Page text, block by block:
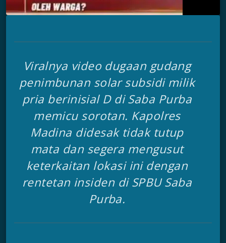
Viralnya video dugaan gudang
penimbunan solar subsidi milik
pria berinisial D di Saba Purba
memicu sorotan. Kapolres
Madina didesak tidak tutup
mata dan segera mengusut
keterkaitan lokasi ini dengan
rentetan insiden di SPBU Saba
Purba.